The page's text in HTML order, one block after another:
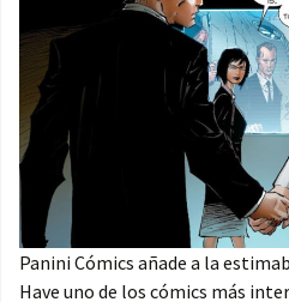
Panini Cómics añade a la
Have uno de los cómics más